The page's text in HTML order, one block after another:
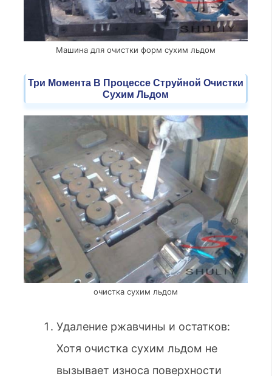
Машина для очистки форм сухим льдом
Три Момента В Процессе Струйной Очистки
Сухим Льдом
очистка сухим льдом
Удаление ржавчины и остатков:
Хотя очистка сухим льдом не
вызывает износа поверхности